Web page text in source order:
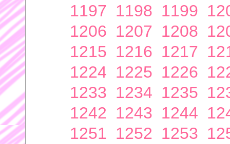
1197 1198 1199
1206 1207 1208
1215 1216 1217
1224 1225 1226
1233 1234 1235
1242 1243 1244
1251 1252 1253